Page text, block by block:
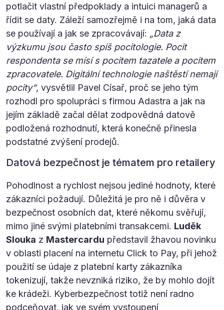
potlačit vlastní předpoklady a intuici managerů a
řídit se daty. Záleží samozřejmě i na tom, jaká data
se používají a jak se zpracovávají: „Data z
výzkumu jsou často spíš pocitologie. Pocit
respondenta se mísí s pocitem tazatele a pocitem
zpracovatele. Digitální technologie naštěstí nemají
pocity“, vysvětlil Pavel Císař, proč se jeho tým
rozhodl pro spolupráci s firmou Adastra a jak na
jejím základě začal dělat zodpovědná datově
podložená rozhodnutí, která konečně přinesla
podstatné zvýšení prodejů.
Datová bezpečnost je tématem pro retailery
Pohodlnost a rychlost nejsou jediné hodnoty, které
zákazníci požadují. Důležitá je pro ně i důvěra v
bezpečnost osobních dat, které někomu svěřují,
mimo jiné svými platebními transakcemi. Luděk
Slouka z Mastercardu představil žhavou novinku
v oblasti placení na internetu Click to Pay, při jehož
použití se údaje z platební karty zákazníka
tokenizují, takže nevzniká riziko, že by mohlo dojít
ke krádeži. Kyberbezpečnost totiž není radno
podceňovat, jak ve svém vystoupení